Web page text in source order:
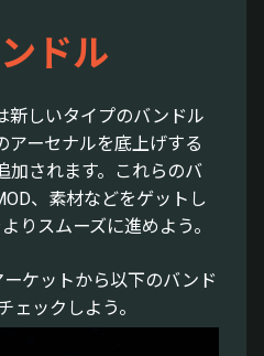
ドル
新しいタイプのバンドル
アーセナルを底上げする
加されます。これらのバ
、素材などをゲットし
りスムーズに進めよう。
ケットから以下のバンド
ェックしよう。